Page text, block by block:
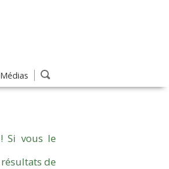
Médias
Si vous le
de